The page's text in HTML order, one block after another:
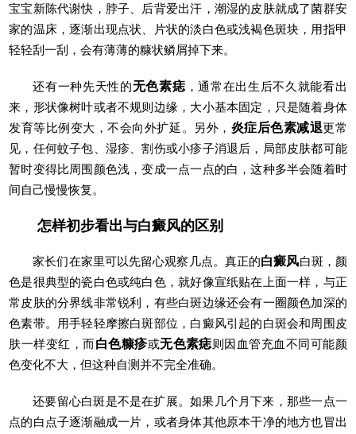
宝宝新陈代谢快，脖子、后背爱出汗，潮湿的皮肤就成了菌群安
家的温床，逐渐出现点状、片状的淡白色或浅褐色斑块，用指甲
轻轻刮一刮，会有薄薄的糠状鳞屑掉下来。
还有一种先天性的无色素痣 ，通常在出生后不久就能看出
来，形状像树叶或者不规则边缘，大小基本固定，只是随着身体
发育等比例变大，不会向外扩延。另外， 炎症后色素减退更常
见，任何蚊子包、湿疹、割伤或小疹子消退后，局部皮肤都可能
暂时变得比周围颜色浅，变成一点一点的白，这种多半会随着时
间自己慢慢恢复。
怎样初步看出与白癜风的区别
家长们在家里可以先留心观察几点。真正的白癜风白斑，颜
色是很典型的瓷白色或纯白色，就好像宣纸贴在上面一样，与正
常皮肤的分界线非常锐利，有些白斑边缘还会有一圈颜色加深的
色素带。用手轻轻摩擦白斑部位，白癜风引起的白斑会和周围皮
肤一样变红，而白色糠疹或无色素痣则因血管充血不同可能颜
色变化不大，但这种自测并不完全准确。
还要留心白斑是不是在扩展。如果几个月下来，那些一点一
点的白点子逐渐融成一片，或者身体其他原本干净的地方也冒出